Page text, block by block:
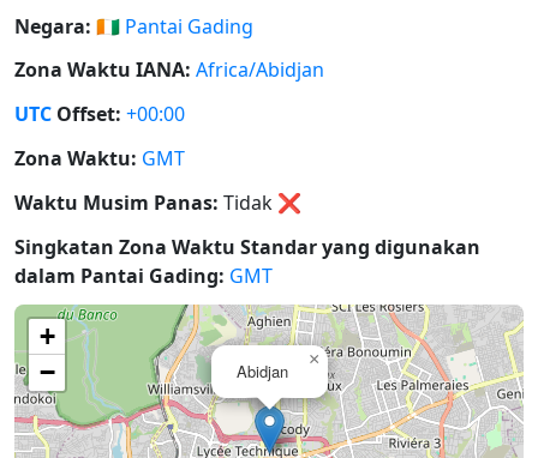
Negara: 🇨🇮 Pantai Gading
Zona Waktu IANA: Africa/Abidjan
UTC Offset: +00:00
Zona Waktu: GMT
Waktu Musim Panas: Tidak ❌
Singkatan Zona Waktu Standar yang digunakan
dalam Pantai Gading: GMT
Abidjan
×
+
−